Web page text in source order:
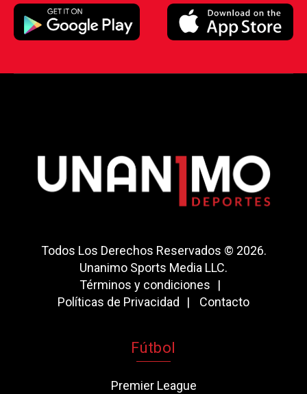
Todos Los Derechos Reservados © 2026.
Unanimo Sports Media LLC.
Términos y condiciones
Políticas de Privacidad
Contacto
Fútbol
Premier League